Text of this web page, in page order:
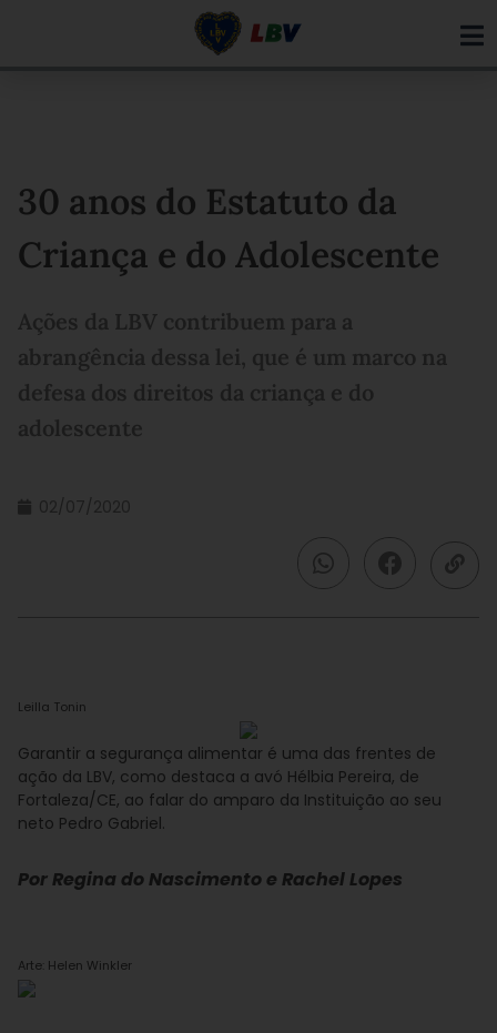
30 anos do Estatuto da
Criança e do Adolescente
Ações da LBV contribuem para a
abrangência dessa lei, que é um marco na
defesa dos direitos da criança e do
adolescente
02/07/2020
Leilla Tonin
Garantir a segurança alimentar é uma das frentes de
ação da LBV, como destaca a avó Hélbia Pereira, de
Fortaleza/CE, ao falar do amparo da Instituição ao seu
neto Pedro Gabriel.
Por Regina do Nascimento e Rachel Lopes
Arte: Helen Winkler